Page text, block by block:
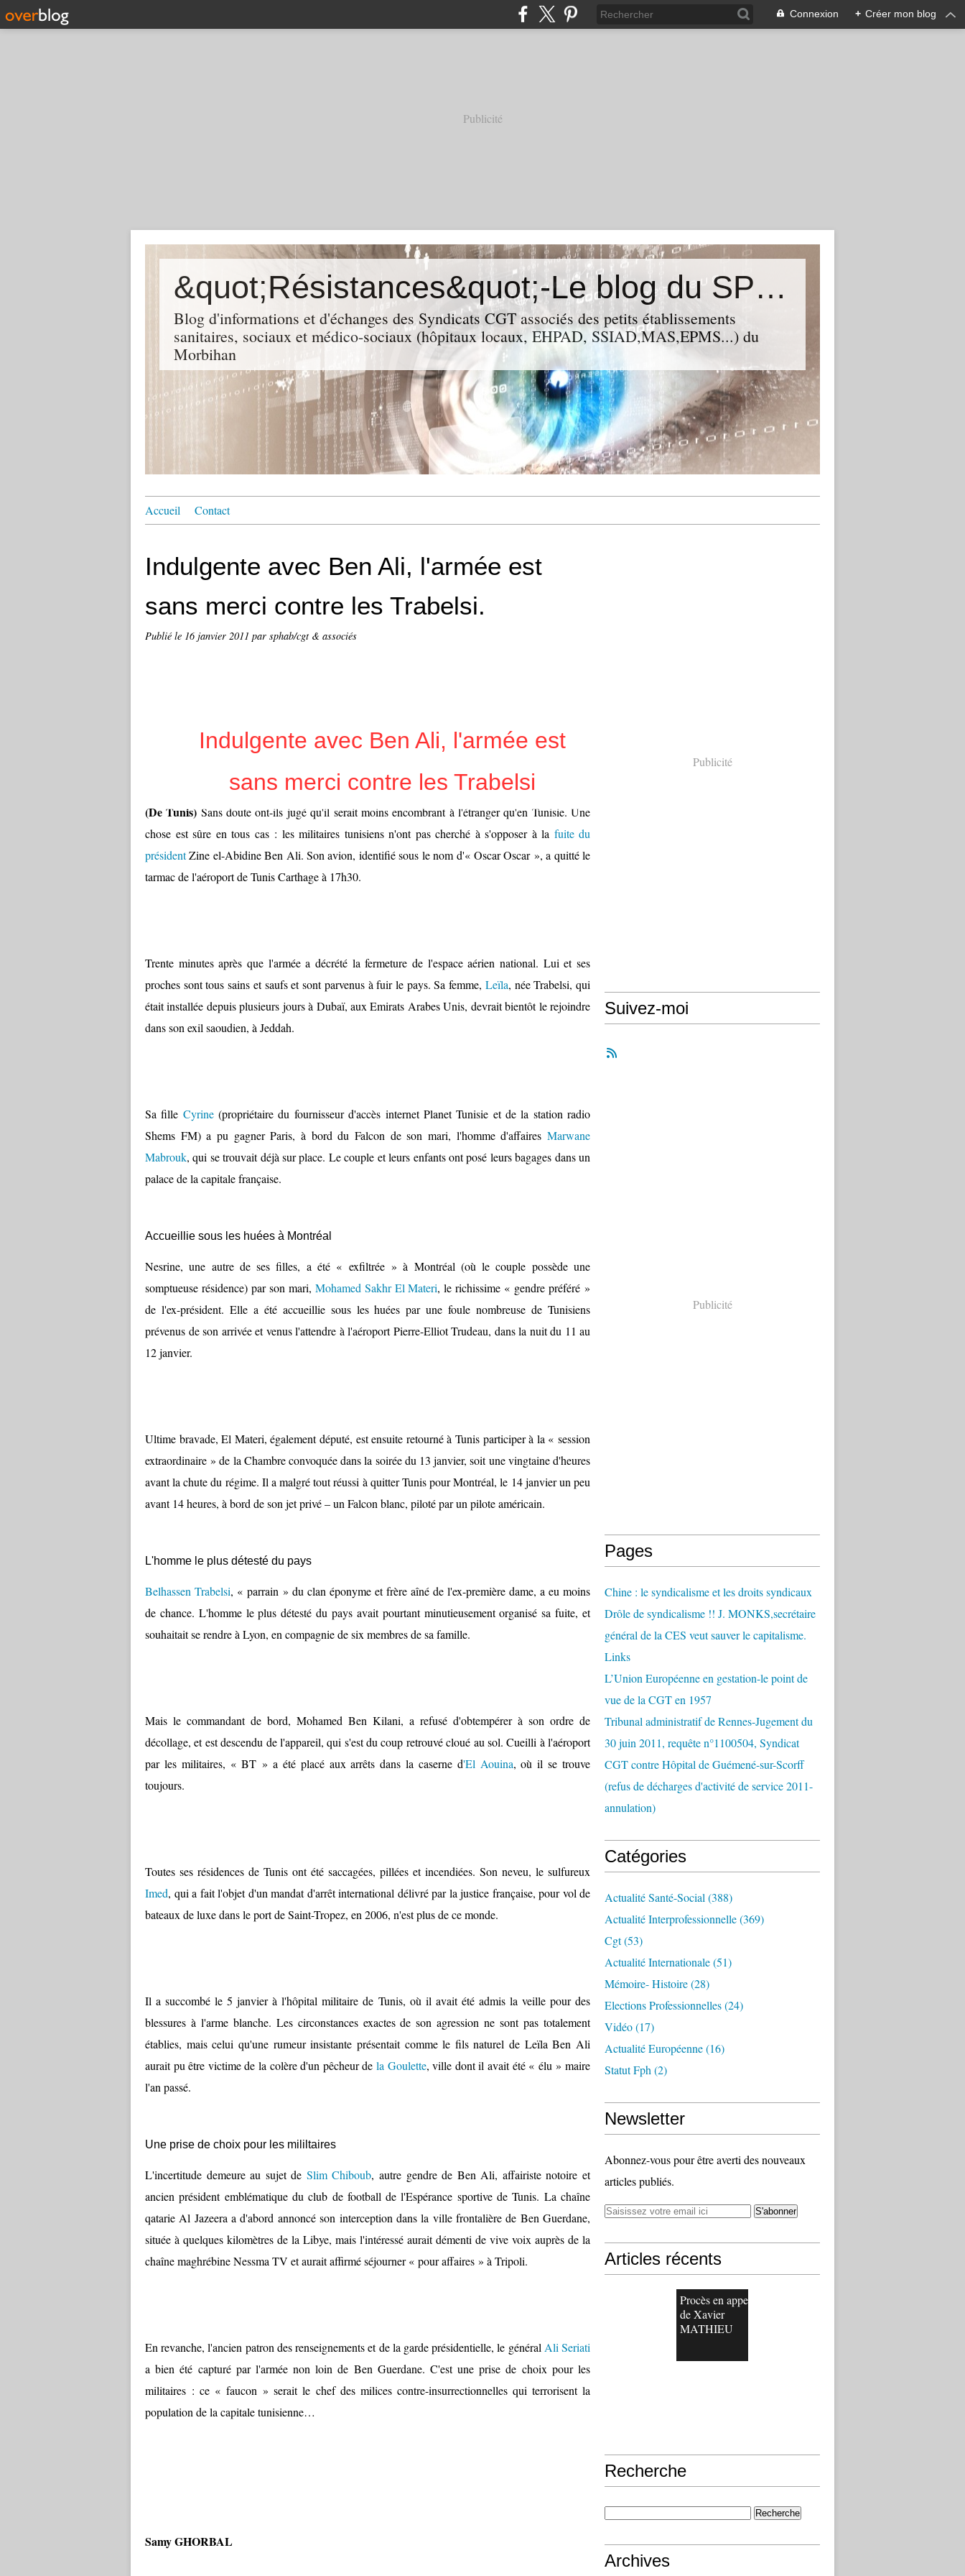
Connexion + Créer mon blog
Publicité
&quot;Résistances&quot;-Le blog du SPHAB/CGT (56-Guémené-sur-Scorff) et des Syndicats CGT associés des petits établissements sanitaires, sociaux et médico-sociaux du Morbihan qui résistent à la casse
Blog d'informations et d'échanges des Syndicats CGT associés des petits établissements
sanitaires, sociaux et médico-sociaux (hôpitaux locaux, EHPAD, SSIAD,MAS,EPMS...) du
Morbihan
Accueil Contact
Indulgente avec Ben Ali, l'armée est
sans merci contre les Trabelsi.
Publié le 16 janvier 2011 par sphab/cgt & associés
Indulgente avec Ben Ali, l'armée est
sans merci contre les Trabelsi
(De Tunis) Sans doute ont-ils jugé qu'il serait moins encombrant à l'étranger qu'en Tunisie. Une
chose est sûre en tous cas : les militaires tunisiens n'ont pas cherché à s'opposer à la fuite du
présidentZine el-Abidine Ben Ali. Son avion, identifié sous le nom d'« Oscar Oscar », a quitté le
tarmac de l'aéroport de Tunis Carthage à 17h30.
Trente minutes après que l'armée a décrété la fermeture de l'espace aérien national. Lui et ses
proches sont tous sains et saufs et sont parvenus à fuir le pays. Sa femme, Leïla, née Trabelsi, qui
était installée depuis plusieurs jours à Dubaï, aux Emirats Arabes Unis, devrait bientôt le rejoindre
dans son exil saoudien, à Jeddah.
Sa fille Cyrine(propriétaire du fournisseur d'accès internet Planet Tunisie et de la station radio
Shems FM) a pu gagner Paris, à bord du Falcon de son mari, l'homme d'affaires Marwane
Mabrouk, qui se trouvait déjà sur place. Le couple et leurs enfants ont posé leurs bagages dans un
palace de la capitale française.
Accueillie sous les huées à Montréal
Nesrine, une autre de ses filles, a été « exfiltrée » à Montréal (où le couple possède une
somptueuse résidence) par son mari, Mohamed Sakhr El Materi, le richissime « gendre préféré »
de l'ex-président. Elle a été accueillie sous les huées par une foule nombreuse de Tunisiens
prévenus de son arrivée et venus l'attendre à l'aéroport Pierre-Elliot Trudeau, dans la nuit du 11 au
12 janvier.
Ultime bravade, El Materi, également député, est ensuite retourné à Tunis participer à la « session
extraordinaire » de la Chambre convoquée dans la soirée du 13 janvier, soit une vingtaine d'heures
avant la chute du régime. Il a malgré tout réussi à quitter Tunis pour Montréal, le 14 janvier un peu
avant 14 heures, à bord de son jet privé – un Falcon blanc, piloté par un pilote américain.
L'homme le plus détesté du pays
Belhassen Trabelsi, « parrain » du clan éponyme et frère aîné de l'ex-première dame, a eu moins
de chance. L'homme le plus détesté du pays avait pourtant minutieusement organisé sa fuite, et
souhaitait se rendre à Lyon, en compagnie de six membres de sa famille.
Mais le commandant de bord, Mohamed Ben Kilani, a refusé d'obtempérer à son ordre de
décollage, et est descendu de l'appareil, qui s'est du coup retrouvé cloué au sol. Cueilli à l'aéroport
par les militaires, « BT » a été placé aux arrêts dans la caserne d'El Aouina, où il se trouve
toujours.
Toutes ses résidences de Tunis ont été saccagées, pillées et incendiées. Son neveu, le sulfureux
Imed, qui a fait l'objet d'un mandat d'arrêt international délivré par la justice française, pour vol de
bateaux de luxe dans le port de Saint-Tropez, en 2006, n'est plus de ce monde.
Il a succombé le 5 janvier à l'hôpital militaire de Tunis, où il avait été admis la veille pour des
blessures à l'arme blanche. Les circonstances exactes de son agression ne sont pas totalement
établies, mais celui qu'une rumeur insistante présentait comme le fils naturel de Leïla Ben Ali
aurait pu être victime de la colère d'un pêcheur de la Goulette, ville dont il avait été « élu » maire
l'an passé.
Une prise de choix pour les mililtaires
L'incertitude demeure au sujet de Slim Chiboub, autre gendre de Ben Ali, affairiste notoire et
ancien président emblématique du club de football de l'Espérance sportive de Tunis. La chaîne
qatarie Al Jazeera a d'abord annoncé son interception dans la ville frontalière de Ben Guerdane,
située à quelques kilomètres de la Libye, mais l'intéressé aurait démenti de vive voix auprès de la
chaîne maghrébine Nessma TV et aurait affirmé séjourner « pour affaires » à Tripoli.
En revanche, l'ancien patron des renseignements et de la garde présidentielle, le général Ali Seriati
a bien été capturé par l'armée non loin de Ben Guerdane. C'est une prise de choix pour les
militaires : ce « faucon » serait le chef des milices contre-insurrectionnelles qui terrorisent la
population de la capitale tunisienne…
Samy GHORBAL
Publicité
Suivez-moi
Publicité
Pages
Chine : le syndicalisme et les droits syndicaux
Drôle de syndicalisme !! J. MONKS,secrétaire
général de la CES veut sauver le capitalisme.
Links
L’Union Européenne en gestation-le point de
vue de la CGT en 1957
Tribunal administratif de Rennes-Jugement du
30 juin 2011, requête n°1100504, Syndicat
CGT contre Hôpital de Guémené-sur-Scorff
(refus de décharges d'activité de service 2011-
annulation)
Catégories
Actualité Santé-Social (388)
Actualité Interprofessionnelle(369)
Cgt(53)
Actualité Internationale(51)
Mémoire- Histoire(28)
Elections Professionnelles(24)
Vidéo(17)
Actualité Européenne(16)
Statut Fph (2)
Newsletter
Abonnez-vous pour être averti des nouveaux
articles publiés.
Articles récents
Procès en appel
de Xavier
MATHIEU
Recherche
Archives